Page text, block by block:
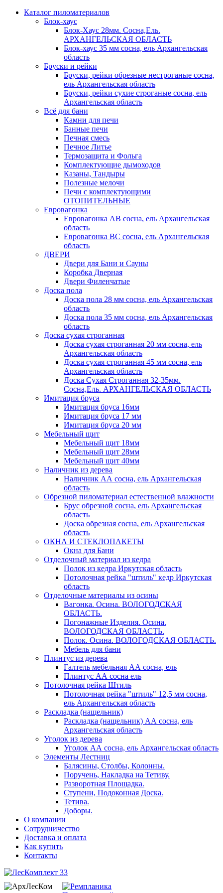
Каталог пиломатериалов
Блок-хаус
Блок-Хаус 28мм. Сосна,Ель.
АРХАНГЕЛЬСКАЯ ОБЛАСТЬ
Блок-хаус 35 мм сосна, ель Архангельская
область
Бруски и рейки
Бруски, рейки обрезные нестроганые сосна,
ель Архангельская область
Бруски, рейки сухие строганые сосна, ель
Архангельская область
Всё для бани
Камни для печи
Банные печи
Печная смесь
Печное Литье
Термозащита и Фольга
Комплектующие дымоходов
Казаны, Тандыры
Полезные мелочи
Печи с комплектующими
ОТОПИТЕЛЬНЫЕ
Евровагонка
Евровагонка АВ сосна, ель Архангельская
область
Евровагонка ВС сосна, ель Архангельская
область
ДВЕРИ
Двери для Бани и Сауны
Коробка Дверная
Двери Филенчатые
Доска пола
Доска пола 28 мм сосна, ель Архангельская
область
Доска пола 35 мм сосна, ель Архангельская
область
Доска сухая строганная
Доска сухая строганная 20 мм сосна, ель
Архангельская область
Доска сухая строганная 45 мм сосна, ель
Архангельская область
Доска Сухая Строганная 32-35мм.
Сосна,Ель. АРХАНГЕЛЬСКАЯ ОБЛАСТЬ
Имитация бруса
Имитация бруса 16мм
Имитация бруса 17 мм
Имитация бруса 20 мм
Мебельный щит
Мебельный щит 18мм
Мебельный щит 28мм
Мебельный щит 40мм
Наличник из дерева
Наличник АА сосна, ель Архангельская
область
Обрезной пиломатериал естественной влажности
Брус обрезной сосна, ель Архангельская
область
Доска обрезная сосна, ель Архангельская
область
ОКНА И СТЕКЛОПАКЕТЫ
Окна для Бани
Отделочный материал из кедра
Полок из кедра Иркутская область
Потолочная рейка "штиль" кедр Иркутская
область
Отделочные материалы из осины
Вагонка. Осина. ВОЛОГОДСКАЯ
ОБЛАСТЬ.
Погонажные Изделия. Осина.
ВОЛОГОДСКАЯ ОБЛАСТЬ.
Полок. Осина. ВОЛОГОДСКАЯ ОБЛАСТЬ.
Мебель для бани
Плинтус из дерева
Галтель мебельная АА сосна, ель
Плинтус АА сосна ель
Потолочная рейка Штиль
Потолочная рейка "штиль" 12,5 мм сосна,
ель Архангельская область
Раскладка (нащельник)
Раскладка (нащельник) АА сосна, ель
Архангельская область
Уголок из дерева
Уголок АА сосна, ель Архангельская область
Элементы Лестниц
Балясины, Столбы, Колонны.
Поручень, Накладка на Тетиву.
Разворотная Площадка.
Ступени, Подоконная Доска.
Тетива.
Доборы.
О компании
Сотрудничество
Доставка и оплата
Как купить
Контакты